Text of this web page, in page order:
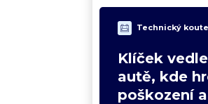
Technický
Klíček
autě, kde
poškození